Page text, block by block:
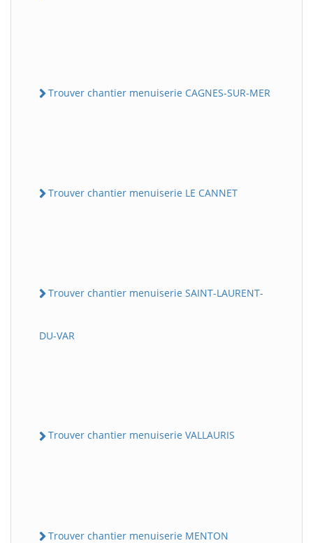
Trouver chantier menuiserie CAGNES-SUR-MER
Trouver chantier menuiserie LE CANNET
Trouver chantier menuiserie SAINT-LAURENT-
DU-VAR
Trouver chantier menuiserie VALLAURIS
Trouver chantier menuiserie MENTON